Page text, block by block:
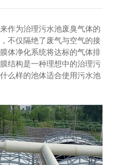
作为治理污水池废臭气体的
不仅隔绝了废气与空气的接
体净化系统将达标的气体排
结构是一种理想中的治理污
么样的池体适合使用污水池